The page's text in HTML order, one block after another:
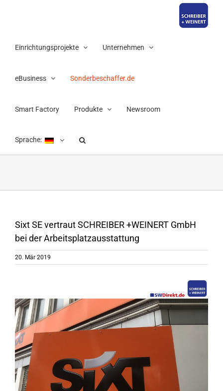
Einrichtungsprojekte Unternehmen
eBusiness Sonderbeschaffer.de
Smart Factory Produkte Newsroom
Sprache:
Sixt SE vertraut SCHREIBER +WEINERT GmbH
bei der Arbeitsplatzausstattung
20. Mär 2019
Bild